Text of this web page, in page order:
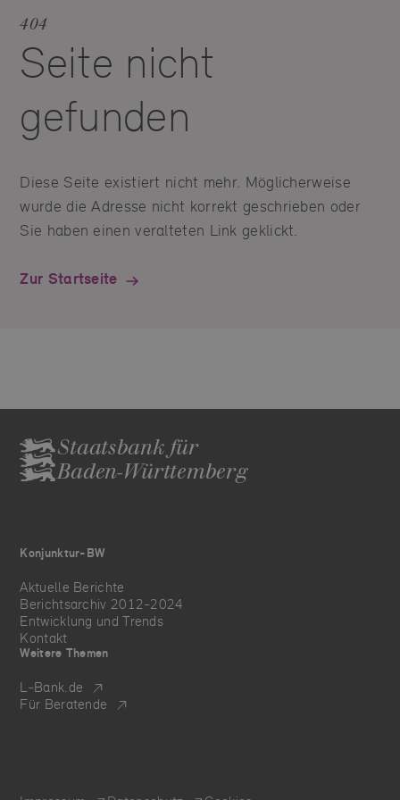
404
Seite nicht
gefunden
Diese Seite existiert nicht mehr. Möglicherweise
wurde die Adresse nicht korrekt geschrieben oder
Sie haben einen veralteten Link geklickt.
Zur Startseite
Staatsbank für
Baden-Württemberg
Konjunktur-BW
Aktuelle Berichte
Berichtsarchiv 2012-2024
Entwicklung und Trends
Kontakt
Weitere Themen
L‑Bank.de
Für Beratende